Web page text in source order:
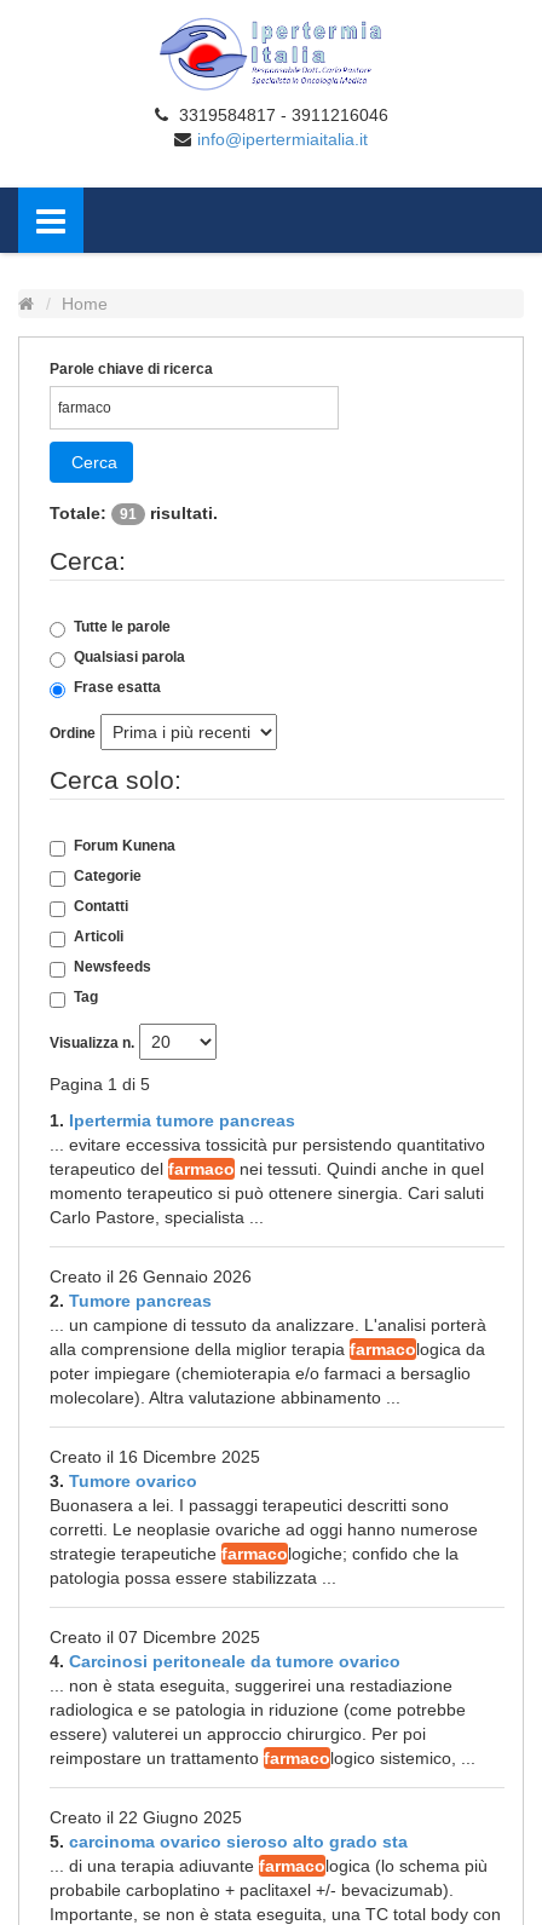
3319584817 - 3911216046
info@ipertermiaitalia.it
Home
Parole chiave di ricerca
Cerca
Totale: 91 risultati.
Cerca:
Tutte le parole
Qualsiasi parola
Frase esatta
Ordine
Cerca solo:
Forum Kunena
Categorie
Contatti
Articoli
Newsfeeds
Tag
Visualizza n.
Pagina 1 di 5
1. Ipertermia tumore pancreas
... evitare eccessiva tossicità pur persistendo quantitativo
terapeutico del farmaco nei tessuti. Quindi anche in quel
momento terapeutico si può ottenere sinergia. Cari saluti
Carlo Pastore, specialista ...
Creato il 26 Gennaio 2026
2. Tumore pancreas
... un campione di tessuto da analizzare. L'analisi porterà
alla comprensione della miglior terapia farmacologica da
poter impiegare (chemioterapia e/o farmaci a bersaglio
molecolare). Altra valutazione abbinamento ...
Creato il 16 Dicembre 2025
3. Tumore ovarico
Buonasera a lei. I passaggi terapeutici descritti sono
corretti. Le neoplasie ovariche ad oggi hanno numerose
strategie terapeutiche farmacologiche; confido che la
patologia possa essere stabilizzata ...
Creato il 07 Dicembre 2025
4. Carcinosi peritoneale da tumore ovarico
... non è stata eseguita, suggerirei una restadiazione
radiologica e se patologia in riduzione (come potrebbe
essere) valuterei un approccio chirurgico. Per poi
reimpostare un trattamento farmacologico sistemico, ...
Creato il 22 Giugno 2025
5. carcinoma ovarico sieroso alto grado sta
... di una terapia adiuvante farmacologica (lo schema più
probabile carboplatino + paclitaxel +/- bevacizumab).
Importante, se non è stata eseguita, una TC total body con